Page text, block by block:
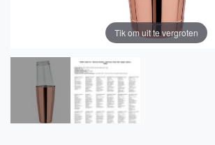
Tik om uit te vergroten